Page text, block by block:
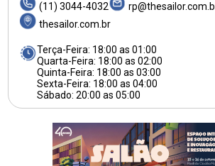
(11) 3044-4032
thesailor.com.br
Terça-Feira: 18:00 as 01:00
Quarta-Feira: 18:00 as 02:00
Quinta-Feira: 18:00 as 03:00
Sexta-Feira: 18:00 as 04:00
Sábado: 20:00 as 05:00